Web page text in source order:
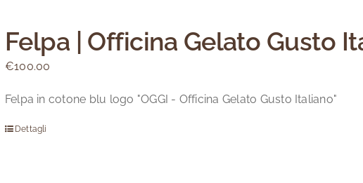
Felpa | Officina Gelato Gusto
€100.00
Felpa in cotone blu logo "OGGI - Officina Gelato Gusto Italiano"
Dettagli